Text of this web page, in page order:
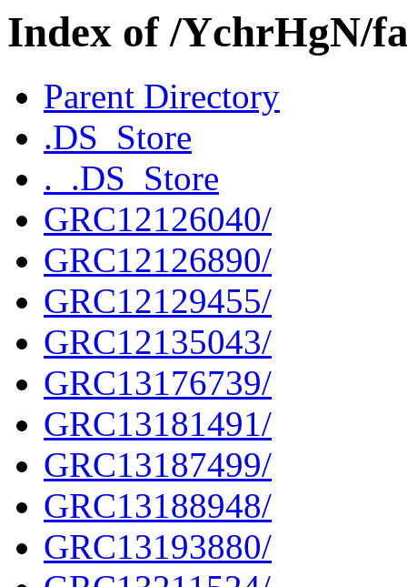
Index of /YchrHgN/
Parent Directory
.DS_Store
._.DS_Store
GRC12126040/
GRC12126890/
GRC12129455/
GRC12135043/
GRC13176739/
GRC13181491/
GRC13187499/
GRC13188948/
GRC13193880/